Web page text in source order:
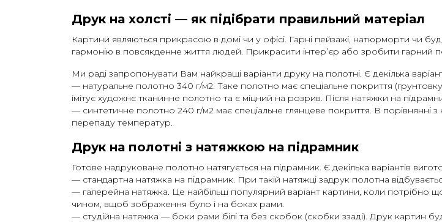
Друк на холсті — як підібрати правильний матеріал
Картини являються прикрасою в домі чи у офісі. Гарні пейзажі, натюрморти чи
гармонію в повсякденне життя людей. Прикрасити інтер’єр або зробити гарний
Ми раді запропонувати Вам найкращі варіанти друку на полотні. Є декілька
— натуральне полотно 340 г/м2. Таке полотно має спеціальне покриття
імітує художнє тканинне полотно та є міцний на розрив. Після натяжки на
— синтетичне полотно 240 г/м2 має спеціальне глянцеве покриття. В порівнянні
перепаду температур.
Друк на полотні з натяжкою на підрамник
Готове надруковане полотно натягується на підрамник. Є декілька варіантів
— стандартна натяжка на підрамник. При такій натяжці задрук полотна
— галерейна натяжка. Це найбільш популярний варіант картини, коли потрібно
чином, вщоб зображення було і на боках рами.
— студійна натяжка — боки рами білі та без скобок (скобки ззаді). Друк картин